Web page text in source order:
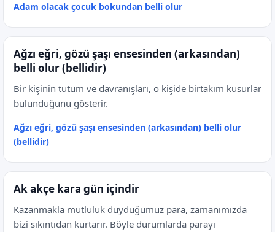
Adam olacak çocuk bokundan belli olur
Ağzı eğri, gözü şaşı ensesinden (arkasından)
belli olur (bellidir)
Bir kişinin tutum ve davranışları, o kişide birtakım kusurlar
bulunduğunu gösterir.
Ağzı eğri, gözü şaşı ensesinden (arkasından) belli olur
(bellidir)
Ak akçe kara gün içindir
Kazanmakla mutluluk duyduğumuz para, zamanımızda
bizi sıkıntıdan kurtarır. Böyle durumlarda parayı